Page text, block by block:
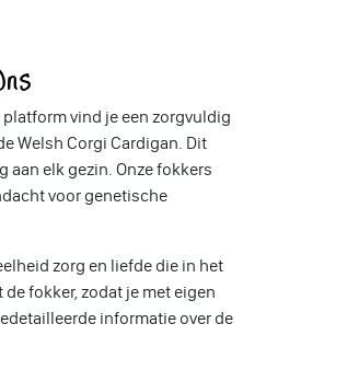
platform vind je een zorgvuldig
Welsh Corgi Cardigan. Dit
aan elk gezin. Onze fokkers
voor genetische
zorg en liefde die in het
fokker, zodat je met eigen
informatie over de